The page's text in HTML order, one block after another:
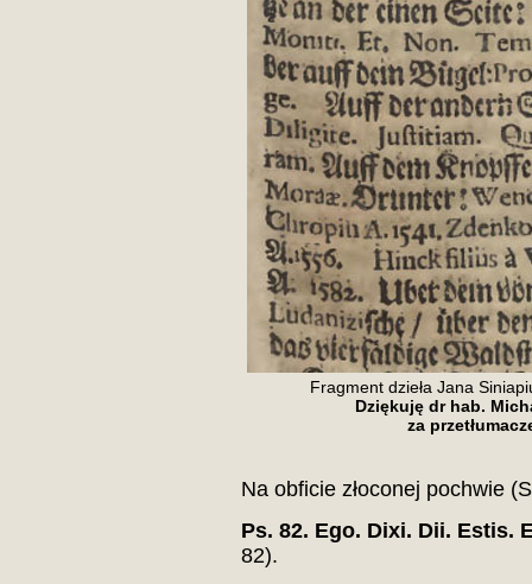
Fragment dzieła Jana
Dziękuję dr hab.
za
Na obficie złoconej pochwie
Ps. 82. Ego. Dixi. Dii. Estis.
82).